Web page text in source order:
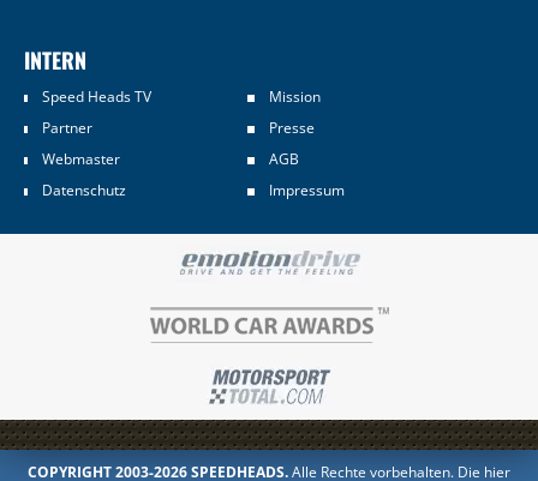
INTERN
Speed Heads TV
Mission
Partner
Presse
Webmaster
AGB
Datenschutz
Impressum
COPYRIGHT 2003-2026 SPEEDHEADS.Alle Rechte vorbehalten. Die hier